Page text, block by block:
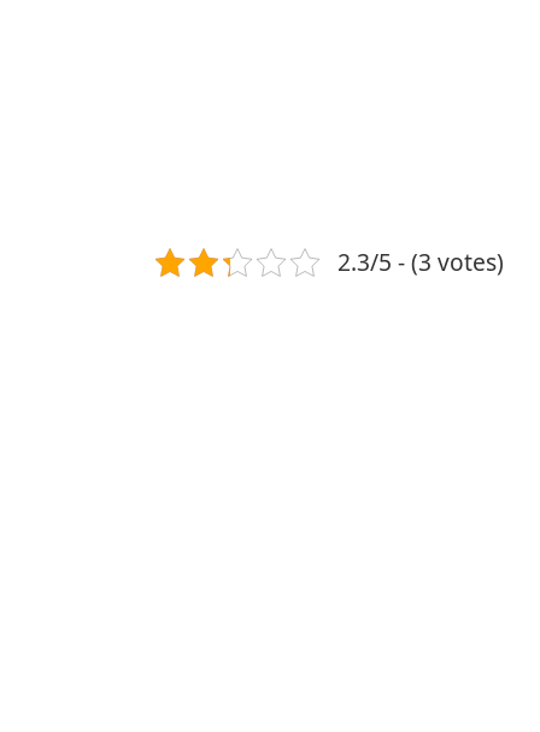
2.3/5 - (3 votes)